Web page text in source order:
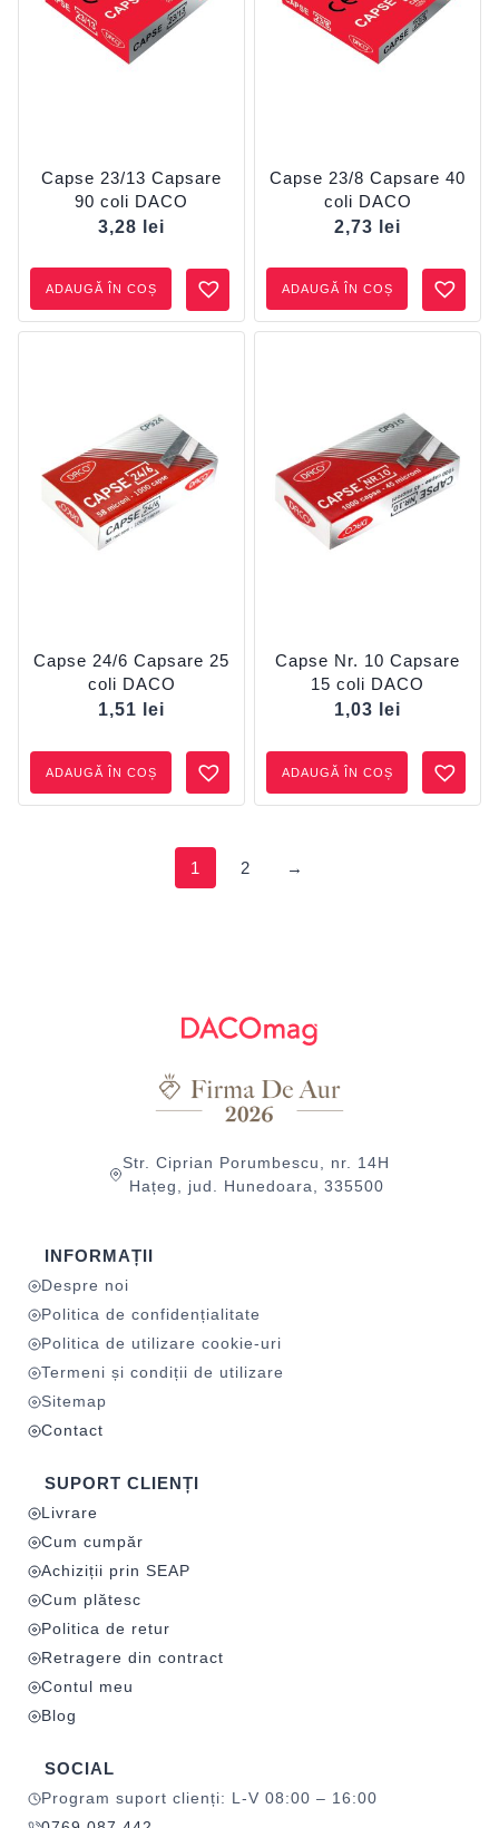
Capse 23/13 Capsare
90 coli DACO
3,28
lei
ADAUGĂ ÎN COȘ
Capse 23/8 Capsare 40
coli DACO
2,73
lei
ADAUGĂ ÎN COȘ
Capse 24/6 Capsare 25
coli DACO
1,51
lei
ADAUGĂ ÎN COȘ
Capse Nr. 10 Capsare
15 coli DACO
1,03
lei
ADAUGĂ ÎN COȘ
1 2 →
Str. Ciprian Porumbescu, nr. 14H
Hațeg, jud. Hunedoara, 335500
INFORMAȚII
Despre noi
Politica de confidențialitate
Politica de utilizare cookie-uri
Termeni și condiții de utilizare
Sitemap
Contact
SUPORT CLIENȚI
Livrare
Cum cumpăr
Achiziții prin SEAP
Cum plătesc
Politica de retur
Retragere din contract
Contul meu
Blog
SOCIAL
Program suport clienți: L-V 08:00 – 16:00